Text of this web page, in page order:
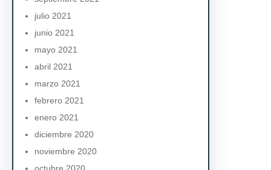
julio 2021
junio 2021
mayo 2021
abril 2021
marzo 2021
febrero 2021
enero 2021
diciembre 2020
noviembre 2020